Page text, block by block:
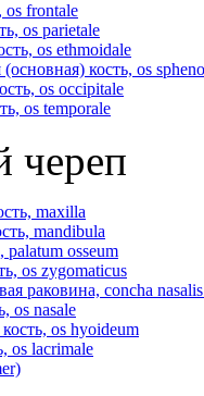
os frontale
os parietale
os ethmoidale
кость, os
os occipitale
os temporale
череп
maxilla
mandibula
palatum osseum
os zygomaticus
раковина, concha
os nasale
os hyoideum
os lacrimale